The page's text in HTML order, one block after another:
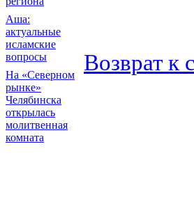
Аша:
актуальные
исламские
вопросы
На «Северном
рынке»
Челябинска
открылась
молитвенная
комната
Возврат к